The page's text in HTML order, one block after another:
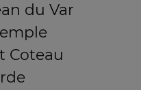
du Var
Coteau